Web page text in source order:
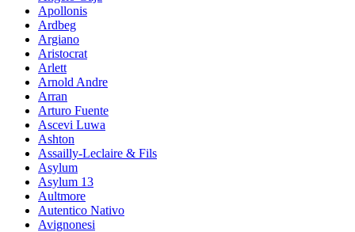
Apollonis
Ardbeg
Argiano
Aristocrat
Arlett
Arnold Andre
Arran
Arturo Fuente
Ascevi Luwa
Ashton
Assailly-Leclaire & Fils
Asylum
Asylum 13
Aultmore
Autentico Nativo
Avignonesi